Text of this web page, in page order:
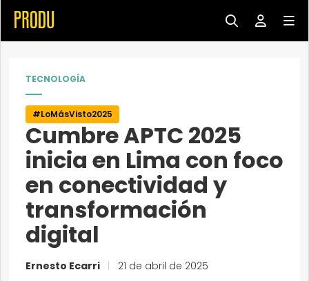
TECNOLOGÍA
#LoMásVisto2025
Cumbre APTC 2025
inicia en Lima con foco
en conectividad y
transformación
digital
Ernesto Ecarri 21 de abril de 2025